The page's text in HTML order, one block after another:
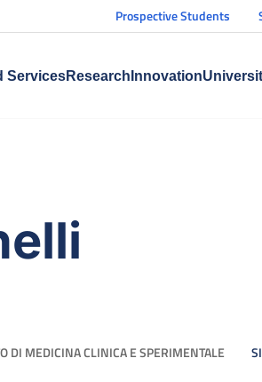
Prospective Students
ServicesResearch Innovation
DI MEDICINA CLINICA E SPERIMENTALE